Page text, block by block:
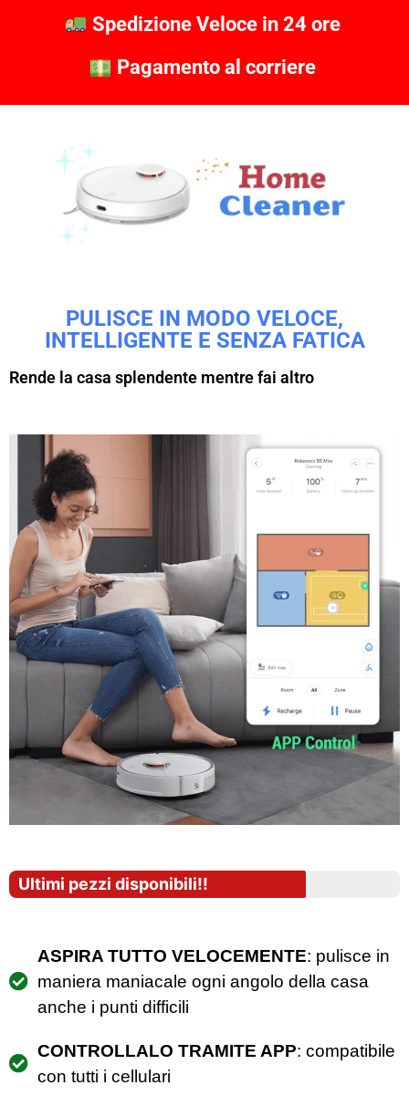
Spedizione Veloce in 24 ore
Pagamento al corriere
PULISCE IN MODO VELOCE,
INTELLIGENTE E SENZA FATICA
Rende la casa splendente mentre fai altro
Ultimi pezzi disponibili!!
ASPIRA TUTTO VELOCEMENTE: pulisce in
maniera maniacale ogni angolo della casa
anche i punti difficili
CONTROLLALO TRAMITE APP: compatibile
con tutti i cellulari